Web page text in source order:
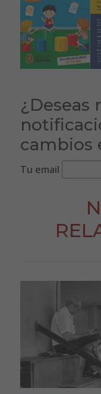
¿Deseas
cambios
Tu email